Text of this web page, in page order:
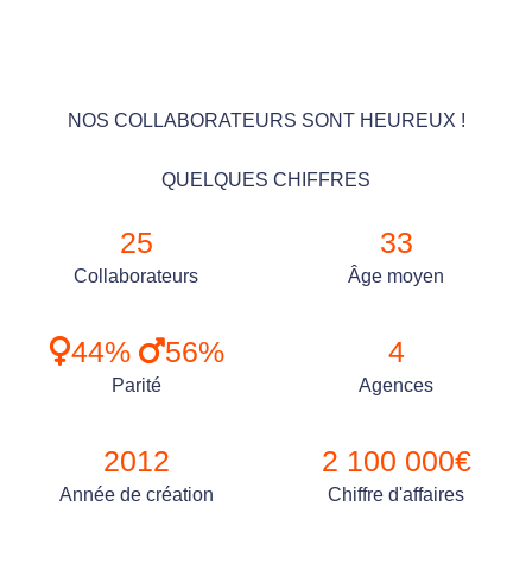
NOS COLLABORATEURS SONT HEUREUX !
QUELQUES CHIFFRES
25
Collaborateurs
33
Âge moyen
44% 56%
Parité
4
Agences
2012
Année de création
2 100 000€
Chiffre d'affaires